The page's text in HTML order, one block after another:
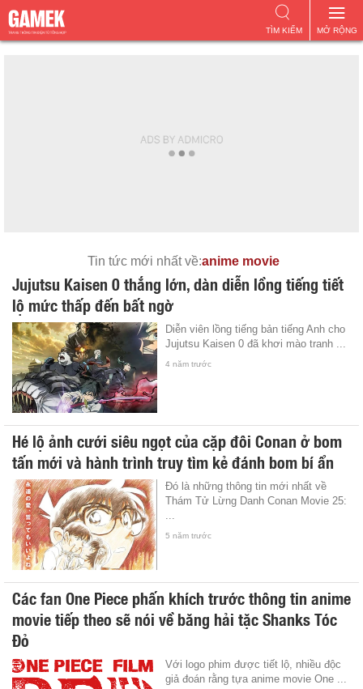
MỞ RỘNG
TÌM KIẾM
Tin tức mới nhất về:anime movie
Jujutsu Kaisen 0 thắng lớn, dàn diễn lồng tiếng tiết
lộ mức thấp đến bất ngờ
Diễn viên lồng tiếng bản tiếng Anh cho
Jujutsu Kaisen 0 đã khơi mào tranh ...
4 năm trước
Hé lộ ảnh cưới siêu ngọt của cặp đôi Conan ở bom
tấn mới và hành trình truy tìm kẻ đánh bom bí ẩn
Đó là những thông tin mới nhất về
Thám Tử Lừng Danh Conan Movie 25:
5 năm trước
Các fan One Piece phấn khích trước thông tin anime
movie tiếp theo sẽ nói về băng hải tặc Shanks Tóc
Đỏ
Với logo phim được tiết lộ, nhiều độc
giả đoán rằng tựa anime movie One ...